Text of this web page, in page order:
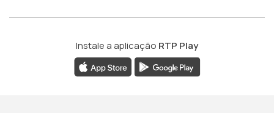
Instale a aplicação RTP Play